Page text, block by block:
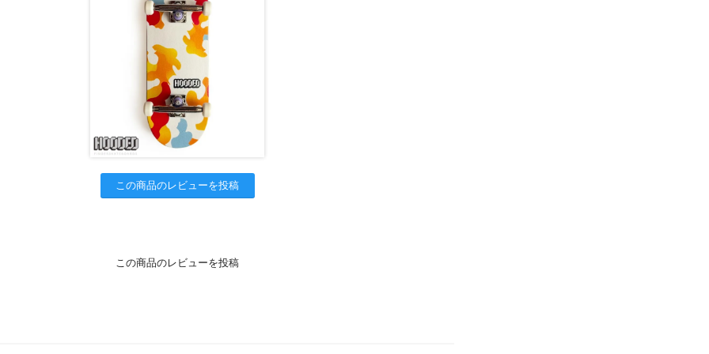
この商品のレビューを投稿
この商品のレビューを投稿